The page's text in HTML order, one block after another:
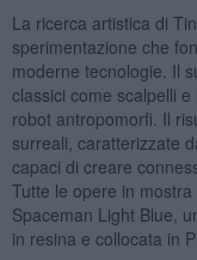
La ricerca artistica di
sperimentazione che
moderne tecnologie. Il
classici come scalpelli
robot antropomorfi. Il
surreali, caratterizzate
capaci di creare
Tutte le opere in
Spaceman Light Blue,
in resina e collocata in